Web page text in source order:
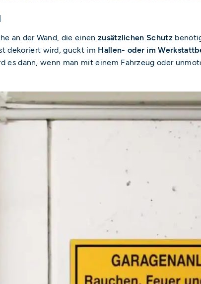
an der Wand, die einen zusätzlichen Schutz
dekoriert wird, guckt im Hallen- oder im
es dann, wenn man mit einem Fahrzeug oder